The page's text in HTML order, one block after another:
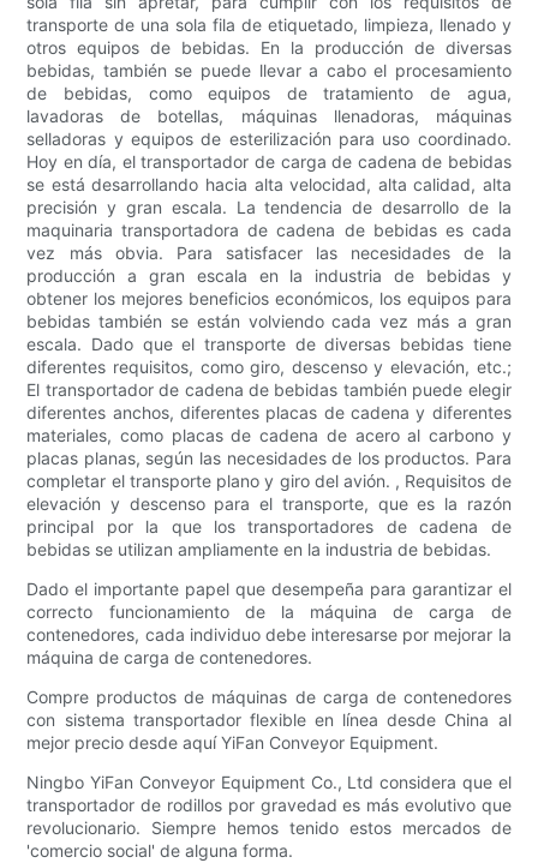
transporte de una sola fila de etiquetado, limpieza, llenado y
otros equipos de bebidas. En la producción de diversas
bebidas, también se puede llevar a cabo el procesamiento
de bebidas, como equipos de tratamiento de agua,
lavadoras de botellas, máquinas llenadoras, máquinas
selladoras y equipos de esterilización para uso coordinado.
Hoy en día, el transportador de carga de cadena de bebidas
se está desarrollando hacia alta velocidad, alta calidad, alta
precisión y gran escala. La tendencia de desarrollo de la
maquinaria transportadora de cadena de bebidas es cada
vez más obvia. Para satisfacer las necesidades de la
producción a gran escala en la industria de bebidas y
obtener los mejores beneficios económicos, los equipos para
bebidas también se están volviendo cada vez más a gran
escala. Dado que el transporte de diversas bebidas tiene
diferentes requisitos, como giro, descenso y elevación, etc.;
El transportador de cadena de bebidas también puede elegir
diferentes anchos, diferentes placas de cadena y diferentes
materiales, como placas de cadena de acero al carbono y
placas planas, según las necesidades de los productos. Para
completar el transporte plano y giro del avión. , Requisitos de
elevación y descenso para el transporte, que es la razón
principal por la que los transportadores de cadena de
bebidas se utilizan ampliamente en la industria de bebidas.
Dado el importante papel que desempeña para garantizar el
correcto funcionamiento de la máquina de carga de
contenedores, cada individuo debe interesarse por mejorar la
máquina de carga de contenedores.
Compre productos de máquinas de carga de contenedores
con sistema transportador flexible en línea desde China al
mejor precio desde aquí YiFan Conveyor Equipment.
Ningbo YiFan Conveyor Equipment Co., Ltd considera que el
transportador de rodillos por gravedad es más evolutivo que
revolucionario. Siempre hemos tenido estos mercados de
'comercio social' de alguna forma.